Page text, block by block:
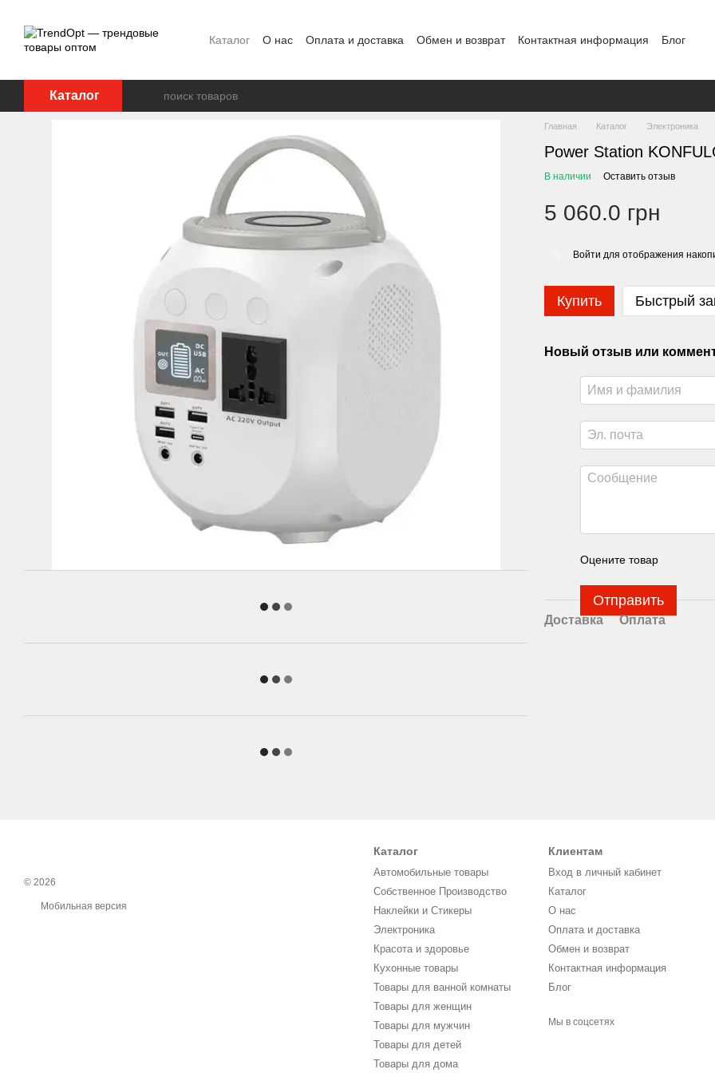
Каталог О нас Оплата и доставка Обмен и возврат Контактная информация Блог
Каталог
Главная Каталог Электроника
Power Station
В наличии Оставить отзыв
5 060.0 грн
Войти для отображения
Купить Быстрый
Новый отзыв или
Оцените товар
Отправить
Доставка Оплата
© 2026
Мобильная версия
Каталог
Автомобильные товары
Собственное Производство
Наклейки и Стикеры
Электроника
Красота и здоровье
Кухонные товары
Товары для ванной комнаты
Товары для женщин
Товары для мужчин
Товары для детей
Товары для дома
Клиентам
Вход в личный кабинет
Каталог
О нас
Оплата и доставка
Обмен и возврат
Контактная информация
Блог
Мы в соцсетях